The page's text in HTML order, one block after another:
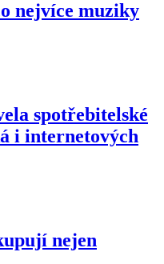
nejvíce muziky
spotřebitelské
i internetových
nejen